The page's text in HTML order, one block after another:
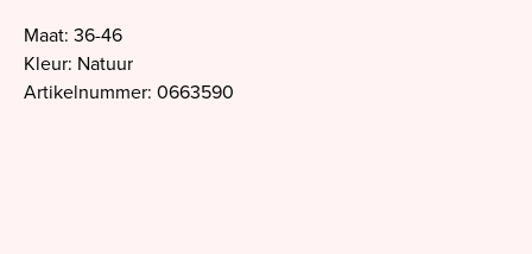
Maat: 36-46
Kleur: Natuur
Artikelnummer: 0663590